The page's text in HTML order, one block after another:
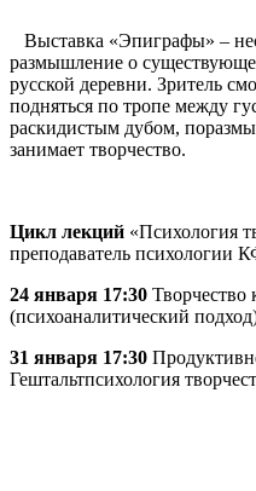
Выставка «Эпиграфы» –
размышление о
русской деревни. Зритель
подняться по тропе между
раскидистым дубом,
занимает творчество.
Цикл лекций «Психология
преподаватель
24 января 17:30 Творчество
(психоаналитический
31 января 17:30
Гештальтпсихология